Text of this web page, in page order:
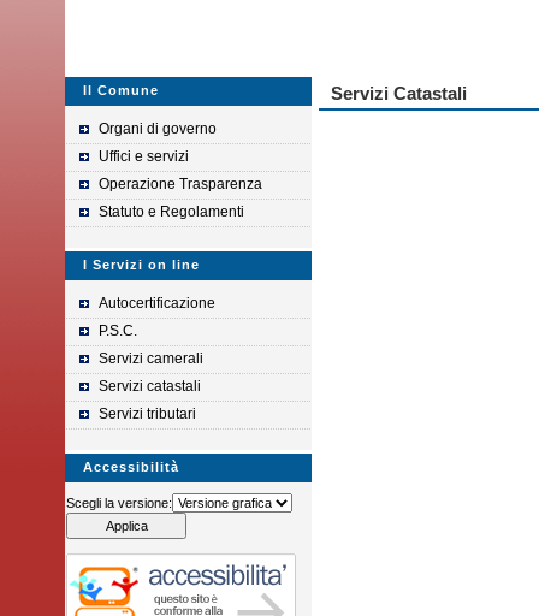
Il Comune
Organi di governo
Uffici e servizi
Operazione Trasparenza
Statuto e Regolamenti
I Servizi on line
Autocertificazione
P.S.C.
Servizi camerali
Servizi catastali
Servizi tributari
Accessibilità
Scegli la versione:
Servizi Catastali